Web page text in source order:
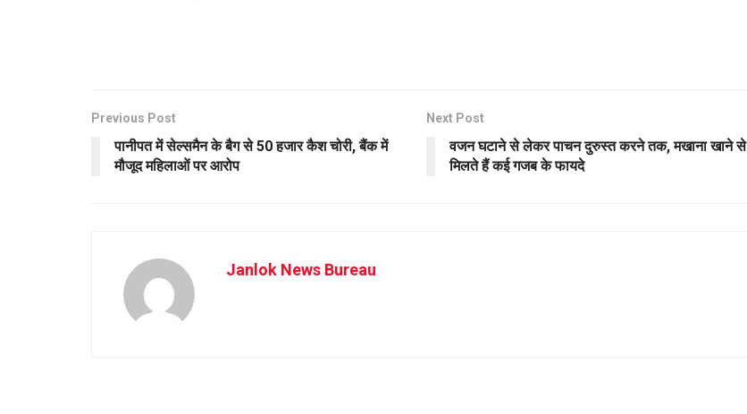
Previous Post
पानीपत में सेल्समैन के बैग से 50 हजार कैश चोरी, बैंक में
मौजूद महिलाओं पर आरोप
Next Post
वजन घटाने से लेकर पाचन दुरुस्त करने तक, मखाना खाने से
मिलते हैं कई गजब के फायदे
Janlok News Bureau